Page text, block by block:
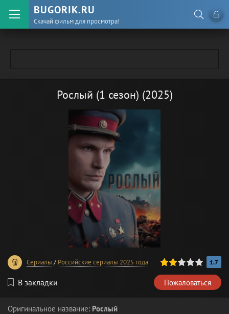
BUGORIK.RU
Скачай фильм для просмотра!
Рослый (1 сезон) (2025)
Сериалы / Российские сериалы 2025 года
40 1 2 3 4 5 1.7
В закладки Пожаловаться
Оригинальное название: Рослый